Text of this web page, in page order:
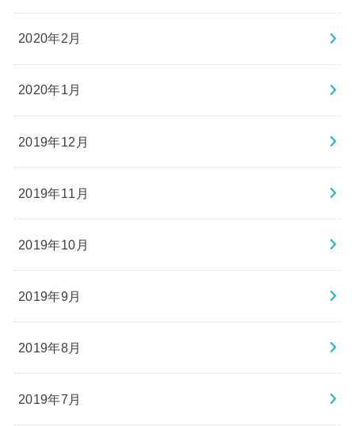
2020年2月
2020年1月
2019年12月
2019年11月
2019年10月
2019年9月
2019年8月
2019年7月